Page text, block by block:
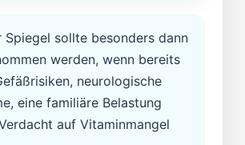
Spiegel sollte besonders dann
werden, wenn bereits
neurologische
eine familiäre Belastung
auf Vitaminmangel